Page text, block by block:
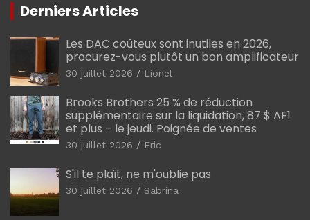
Derniers Articles
Les DAC coûteux sont inutiles en 2026,
procurez-vous plutôt un bon amplificateur
30 juillet 2026 Lionel
Brooks Brothers 25 % de réduction
supplémentaire sur la liquidation, 87 $ AF1
et plus – le jeudi. Poignée de ventes
30 juillet 2026 Eric
S'il te plaît, ne m'oublie pas
30 juillet 2026 Sabrina